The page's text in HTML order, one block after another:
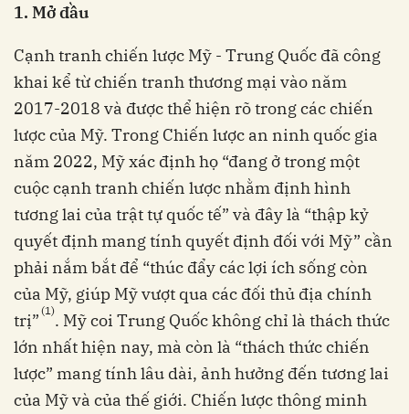
1. Mở đầu
Cạnh tranh chiến lược Mỹ - Trung Quốc đã công
khai kể từ chiến tranh thương mại vào năm
2017-2018 và được thể hiện rõ trong các chiến
lược của Mỹ. Trong Chiến lược an ninh quốc gia
năm 2022, Mỹ xác định họ “đang ở trong một
cuộc cạnh tranh chiến lược nhằm định hình
tương lai của trật tự quốc tế” và đây là “thập kỷ
quyết định mang tính quyết định đối với Mỹ” cần
phải nắm bắt để “thúc đẩy các lợi ích sống còn
của Mỹ, giúp Mỹ vượt qua các đối thủ địa chính
trị” (1). Mỹ coi Trung Quốc không chỉ là thách thức
lớn nhất hiện nay, mà còn là “thách thức chiến
lược” mang tính lâu dài, ảnh hưởng đến tương lai
của Mỹ và của thế giới. Chiến lược thông minh